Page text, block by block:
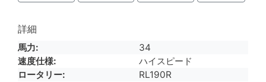
詳細
馬力
34
速度仕様
ハイスピード
ロータリー
RL190R